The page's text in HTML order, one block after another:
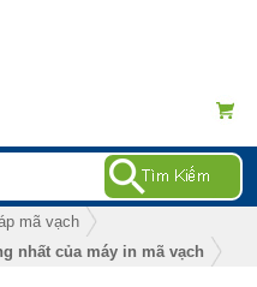
mã vạch
nhất của máy in mã vạch